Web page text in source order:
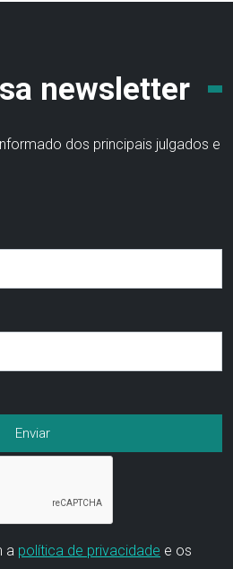
newsletter
dos principais julgados e
a política de privacidade e os